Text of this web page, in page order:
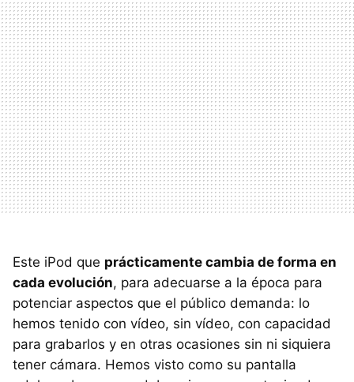
Este iPod que prácticamente cambia de forma en
cada evolución, para adecuarse a la época para
potenciar aspectos que el público demanda: lo
hemos tenido con vídeo, sin vídeo, con capacidad
para grabarlos y en otras ocasiones sin ni siquiera
tener cámara. Hemos visto como su pantalla